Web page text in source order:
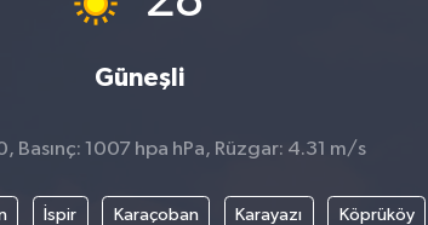
Güneşli
Basınç: 1007 hpa hPa, Rüzgar: 4.31 m/s
İspir Karaçoban Karayazı Köprüköy